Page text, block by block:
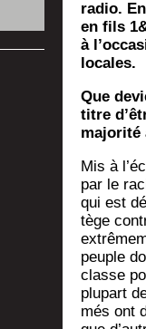
radio.
en fils
à
locales.
Que
titre
majo­ri­té
Mis à
par le
qui est
tège
peuple
classe
plu­part
més ont